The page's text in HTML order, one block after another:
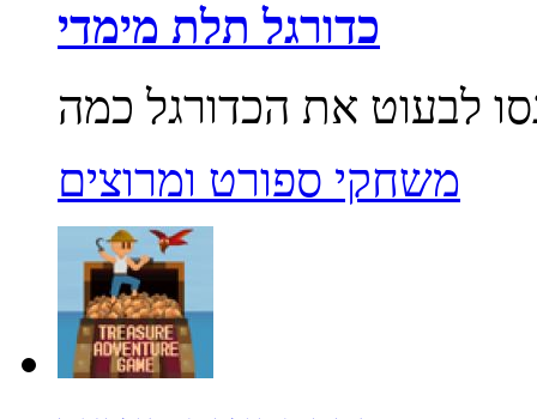
כדורגל תלת מימדי
משחקי ספורט ומרוצים